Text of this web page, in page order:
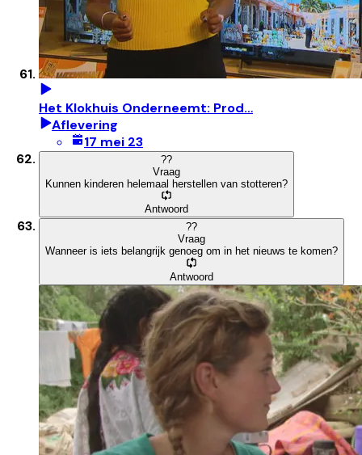
Het Klokhuis Onderneemt: Prod…
Aflevering
17 mei 23
??
Vraag
Kunnen kinderen helemaal herstellen van stotteren?
Antwoord
??
Vraag
Wanneer is iets belangrijk genoeg om in het nieuws te komen?
Antwoord